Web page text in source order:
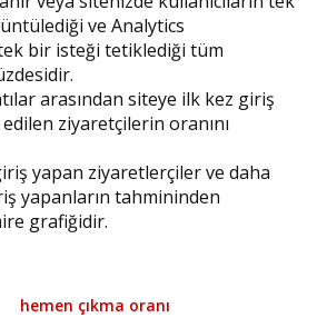
ve Analytics
bir isteği tetiklediği tüm
arasından siteye ilk kez giriş
ziyaretçilerin oranını
yapan ziyaretlerçiler ve daha
yapanların tahmininden
grafiğidir.
hemen çıkma oranı